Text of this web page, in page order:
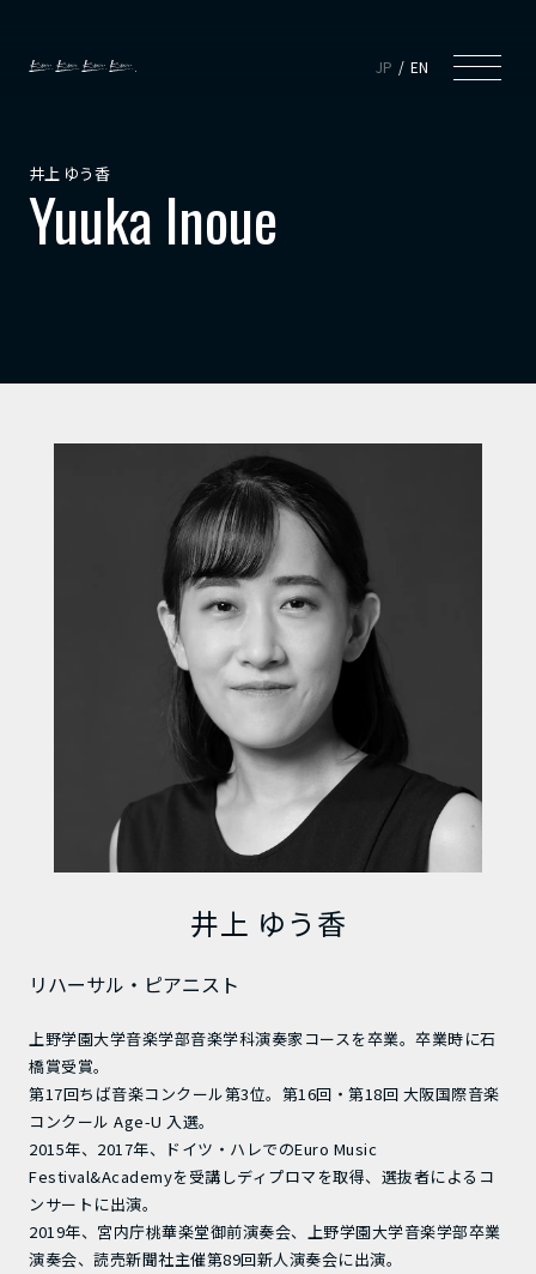
JP EN
井上 ゆう香
Yuuka Inoue
井上 ゆう香
リハーサル・ピアニスト
上野学園大学音楽学部音楽学科演奏家コースを卒業。卒業時に石
橋賞受賞。
第17回ちば音楽コンクール第3位。第16回・第18回 大阪国際音楽
コンクール Age-U 入選。
2015年、2017年、ドイツ・ハレでのEuro Music
Festival&Academyを受講しディプロマを取得、選抜者によるコ
ンサートに出演。
2019年、宮内庁桃華楽堂御前演奏会、上野学園大学音楽学部卒業
演奏会、読売新聞社主催第89回新人演奏会に出演。